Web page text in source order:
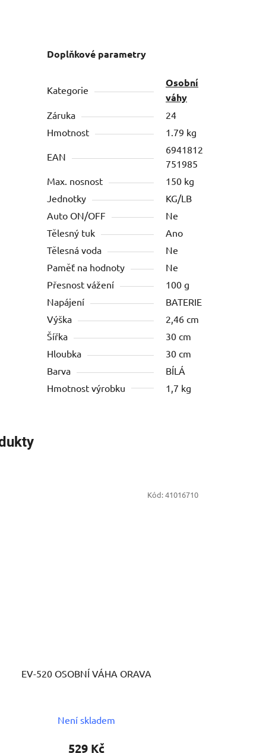
Doplňkové parametry
Kategorie
Osobní
váhy
Záruka
24
Hmotnost
1.79 kg
EAN
6941812
751985
Max. nosnost
150 kg
Jednotky
KG/LB
Auto ON/OFF
Ne
Tělesný tuk
Ano
Tělesná voda
Ne
Paměť na hodnoty
Ne
Přesnost vážení
100 g
Napájení
BATERIE
Výška
2,46 cm
Šířka
30 cm
Hloubka
30 cm
Barva
BÍLÁ
Hmotnost výrobku
1,7 kg
EV-520 OSOBNÍ VÁHA ORAVA
Není skladem
529 Kč
Kód:41016710